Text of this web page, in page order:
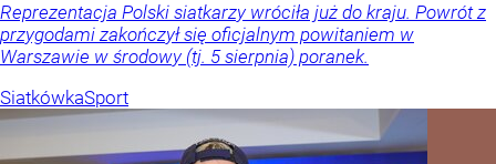
Reprezentacja Polski siatkarzy wróciła już do kraju. Powrót z
przygodami zakończył się oficjalnym powitaniem w
Warszawie w środowy (tj. 5 sierpnia) poranek.
SiatkówkaSport